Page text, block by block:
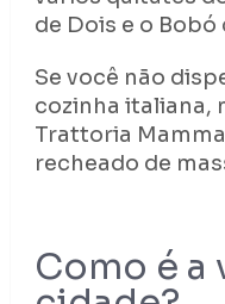
de Dois e o Bobó
Se você não
cozinha italiana,
Trattoria
recheado de
Como é a